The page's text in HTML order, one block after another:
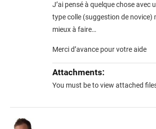
J’ai pensé à quelque chose avec
type colle (suggestion de novice)
mieux à faire…
Merci d’avance pour votre aide
Attachments:
You must beto view attached